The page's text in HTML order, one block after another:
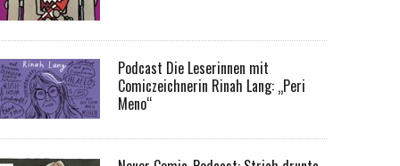
Podcast Die Leserinnen mit
Comiczeichnerin Rinah Lang: „Peri
Meno“